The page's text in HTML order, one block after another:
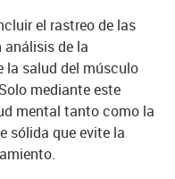
el rastreo de las
de la
la salud del músculo
mediante este
mental tanto como la
sólida que evite la